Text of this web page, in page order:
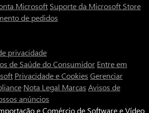
Microsoft Suporte da Microsoft Store
de pedidos
privacidade
de Saúde do Consumidor Entre em
Privacidade e Cookies Gerenciar
Nota Legal Marcas Avisos de
anúncios
e Comércio de Software e Vídeo